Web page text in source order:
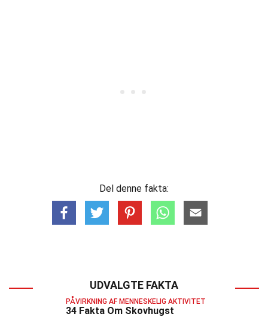
Del denne fakta:
UDVALGTE FAKTA
PÅVIRKNING AF MENNESKELIG AKTIVITET
34 Fakta Om Skovhugst